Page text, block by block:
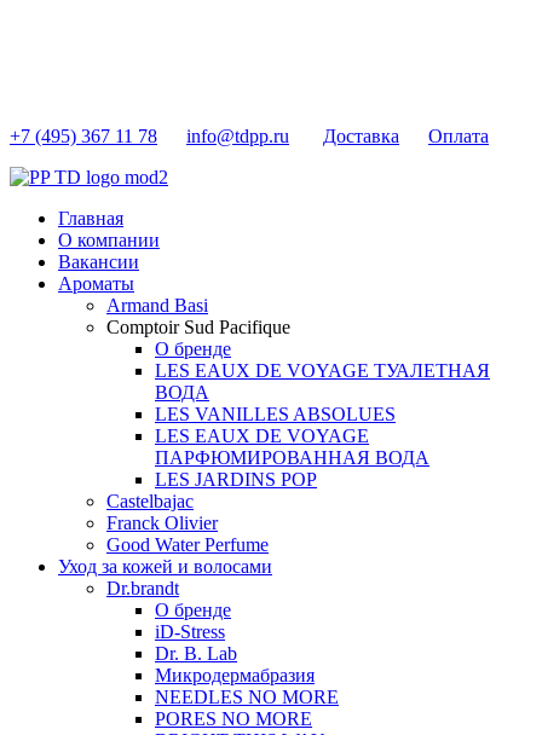
+7 (495) 367 11 78 info@tdpp.ru Доставка Оплата
Главная
О компании
Вакансии
Ароматы
Armand Basi
Comptoir Sud Pacifique
О бренде
LES EAUX DE VOYAGE ТУАЛЕТНАЯ
ВОДА
LES VANILLES ABSOLUES
LES EAUX DE VOYAGE
ПАРФЮМИРОВАННАЯ ВОДА
LES JARDINS POP
Castelbajac
Franck Olivier
Good Water Perfume
Уход за кожей и волосами
Dr.brandt
О бренде
iD-Stress
Dr. B. Lab
Микродермабразия
NEEDLES NO MORE
PORES NO MORE